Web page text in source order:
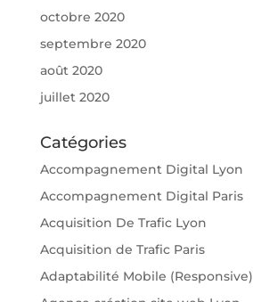
octobre 2020
septembre 2020
août 2020
juillet 2020
Catégories
Accompagnement Digital Lyon
Accompagnement Digital Paris
Acquisition De Trafic Lyon
Acquisition de Trafic Paris
Adaptabilité Mobile (Responsive)